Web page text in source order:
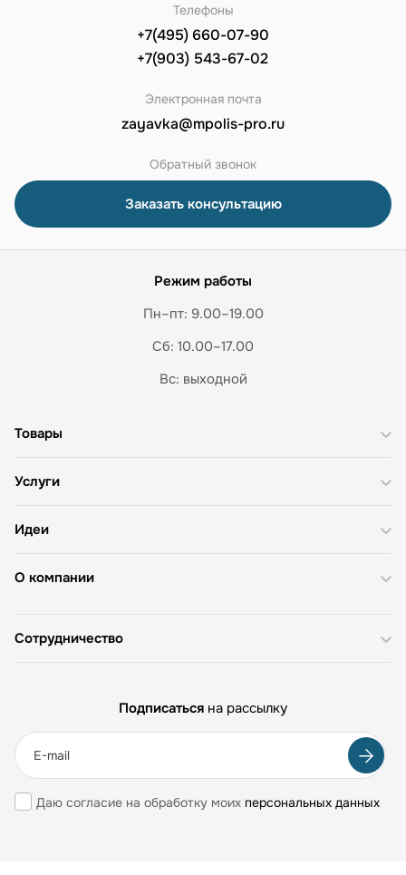
Телефоны
+7(495) 660-07-90
+7(903) 543-67-02
Электронная почта
zayavka@mpolis-pro.ru
Обратный звонок
Заказать консультацию
Режим работы
Пн–пт: 9.00–19.00
Сб: 10.00–17.00
Вс: выходной
О компании
Товары
Услуги
Идеи
Сотрудничество
Подписаться на рассылку
Даю согласие на обработку моих персональных данных